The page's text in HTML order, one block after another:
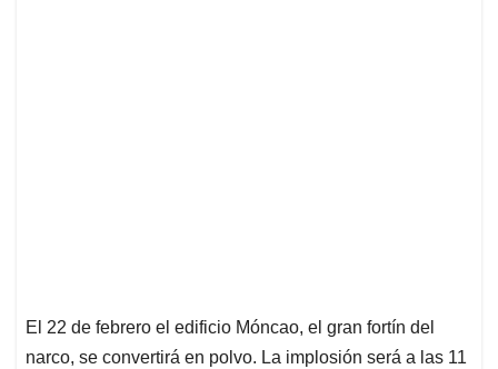
El 22 de febrero el edificio Móncao, el gran fortín del
narco, se convertirá en polvo. La implosión será a las 11